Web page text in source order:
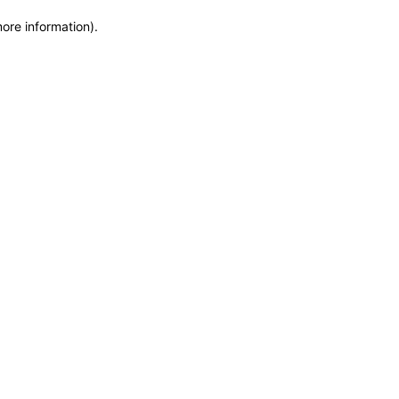
information).